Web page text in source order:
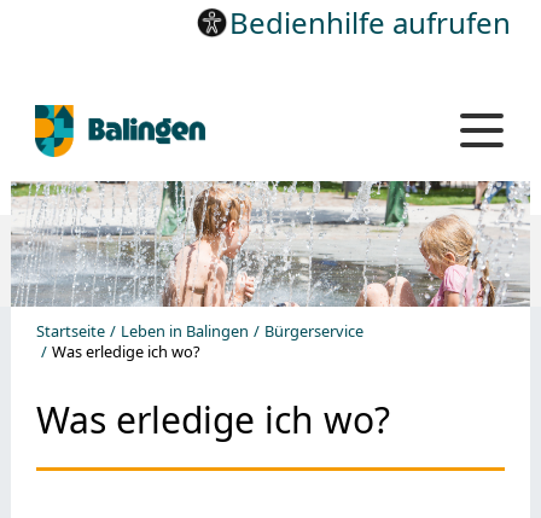
Bedienhilfe aufrufen
Startseite Leben in Balingen
Bürgerservice
Was erledige ich wo?
Was erledige ich wo?